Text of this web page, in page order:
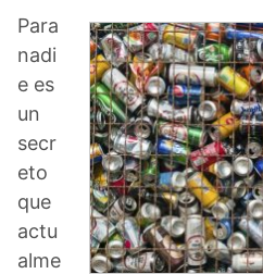
Para
nadi
e es
un
secr
eto
que
actu
alme